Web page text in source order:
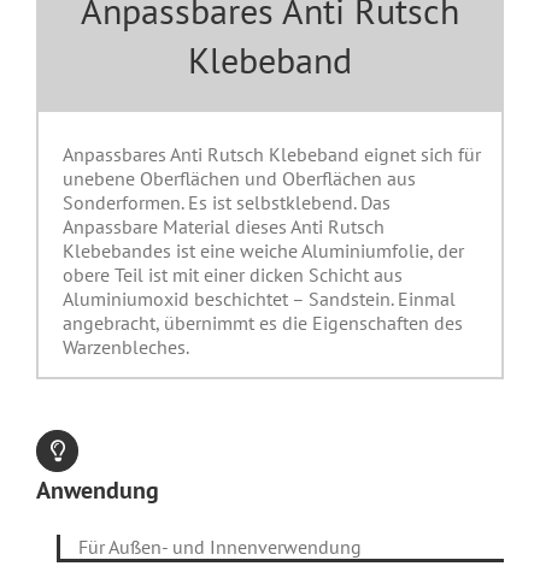
Anpassbares Anti Rutsch
Klebeband
Anpassbares Anti Rutsch Klebeband eignet sich für
unebene Oberflächen und Oberflächen aus
Sonderformen. Es ist selbstklebend. Das
Anpassbare Material dieses Anti Rutsch
Klebebandes ist eine weiche Aluminiumfolie, der
obere Teil ist mit einer dicken Schicht aus
Aluminiumoxid beschichtet – Sandstein. Einmal
angebracht, übernimmt es die Eigenschaften des
Warzenbleches.
Anwendung
Für Außen- und Innenverwendung